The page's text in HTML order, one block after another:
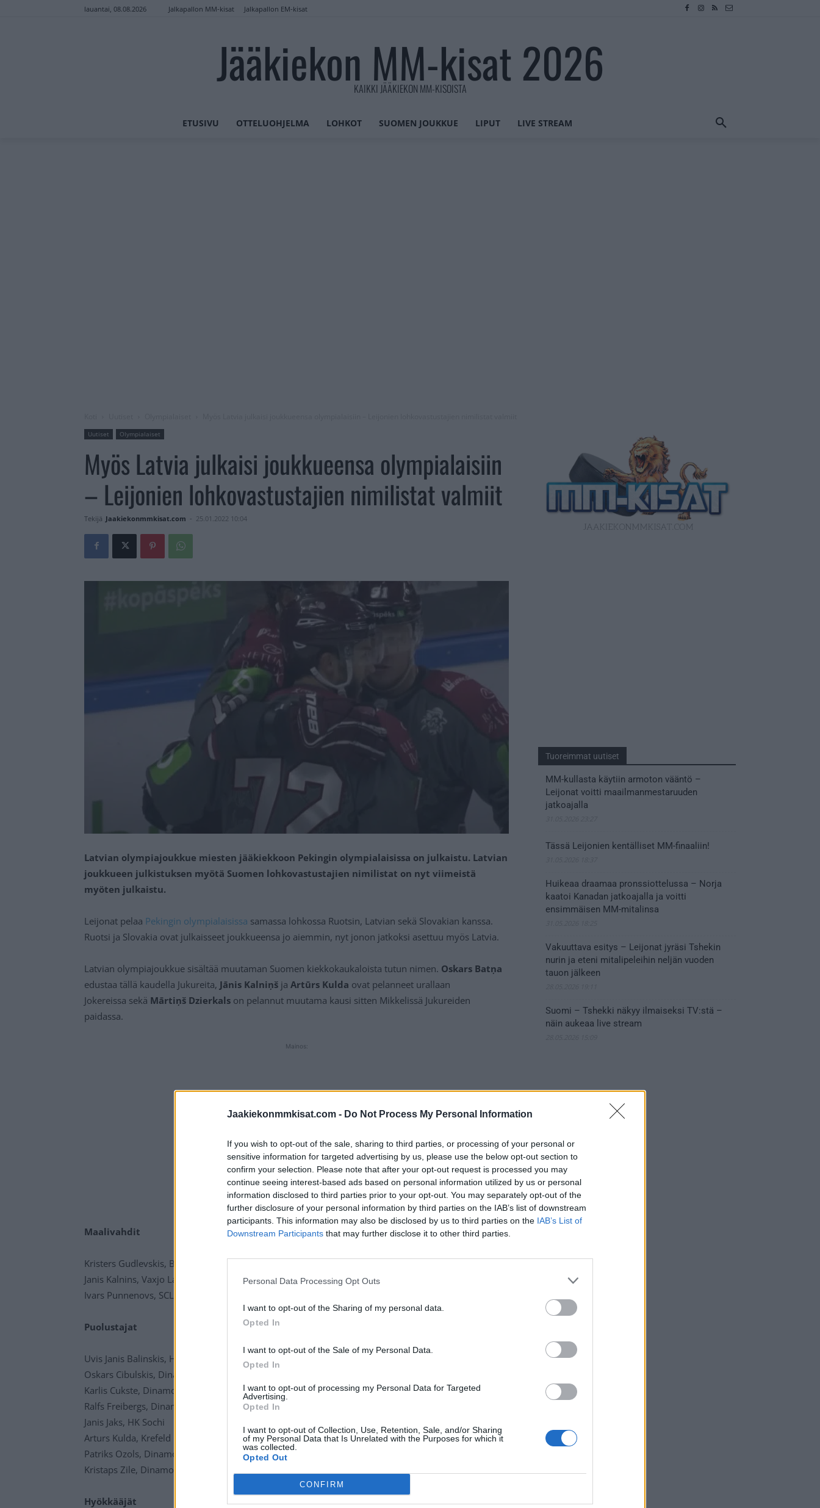
Jaakiekonmmkisat.com - Do Not Process My Personal Information
If you wish to opt-out of the sale, sharing to third parties, or processing of your personal or
sensitive information for targeted advertising by us, please use the below opt-out section to
confirm your selection. Please note that after your opt-out request is processed you may
continue seeing interest-based ads based on personal information utilized by us or personal
information disclosed to third parties prior to your opt-out. You may separately opt-out of the
further disclosure of your personal information by third parties on the IAB’s list of downstream
participants. This information may also be disclosed by us to third parties on the IAB’s List of
Downstream Participants that may further disclose it to other third parties.
Personal Data Processing Opt Outs
I want to opt-out of the Sharing of my personal data.
Opted In
I want to opt-out of the Sale of my Personal Data.
Opted In
I want to opt-out of processing my Personal Data for Targeted
Advertising.
Opted In
I want to opt-out of Collection, Use, Retention, Sale, and/or Sharing
of my Personal Data that Is Unrelated with the Purposes for which it
was collected.
Opted Out
CONFIRM
lauantai, 08.08.2026 Jalkapallon MM-kisat Jalkapallon EM-kisat
Jääkiekon MM-kisat 2026
KAIKKI JÄÄKIEKON MM-KISOISTA
ETUSIVU OTTELUOHJELMA LOHKOT SUOMEN JOUKKUE LIPUT LIVE STREAM
Uutiset Olympialaiset
Myös Latvia julkaisi joukkueensa olympialaisiin
– Leijonien lohkovastustajien nimilistat valmiit
Tekijä Jaakiekonmmkisat.com - 25.01.2022 10:04
Latvian olympiajoukkue miesten jääkiekkoon Pekingin olympialaisissa on julkaistu. Latvian
joukkueen julkistuksen myötä Suomen lohkovastustajien nimilistat on nyt viimeistä
myöten julkaistu.
Leijonat pelaa Pekingin olympialaisissa samassa lohkossa Ruotsin, Latvian sekä Slovakian kanssa.
Ruotsi ja Slovakia ovat julkaisseet joukkueensa jo aiemmin, nyt jonon jatkoksi asettuu myös Latvia.
Latvian olympiajoukkue sisältää muutaman Suomen kiekkokaukaloista tutun nimen. Oskars Batņa
edustaa tällä kaudella Jukureita, Jānis Kalniņš ja Artūrs Kulda ovat pelanneet urallaan
Jokereissa sekä Mārtiņš Dzierkals on pelannut muutama kausi sitten Mikkelissä Jukureiden
paidassa.
Mainos:
Maalivahdit
Kristers Gudlevskis, Brynas Gavle
Janis Kalnins, Vaxjo Lakers
Ivars Punnenovs, SCL Tigers
Puolustajat
Uvis Janis Balinskis, HC Litvinov
Oskars Cibulskis, Dinamo Riga
Karlis Cukste, Dinamo Riga
Ralfs Freibergs, Dinamo Riga
Janis Jaks, HK Sochi
Arturs Kulda, Krefeld Pinguine
Patriks Ozols, Dinamo Riga
Kristaps Zile, Dinamo Riga
Hyökkääjät
Tuoreimmat uutiset
MM-kullasta käytiin armoton vääntö –
Leijonat voitti maailmanmestaruuden
jatkoajalla
Tässä Leijonien kentälliset MM-finaaliin!
Huikeaa draamaa pronssiottelussa – Norja
kaatoi Kanadan jatkoajalla ja voitti
ensimmäisen MM-mitalinsa
Vakuuttava esitys – Leijonat jyräsi Tshekin
nurin ja eteni mitalipeleihin neljän vuoden
tauon jälkeen
Suomi – Tshekki näkyy ilmaiseksi TV:stä –
näin aukeaa live stream